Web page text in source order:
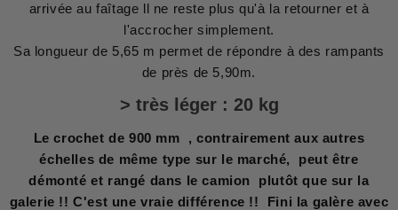
arrivée au faîtage ll ne reste plus qu'à la retourner et à
l'accrocher simplement.
Sa longueur de 5,65 m permet de répondre à des rampants
de près de 5,90m.
> très léger : 20 kg
Le crochet de 900 mm , contrairement aux autres
échelles de même type sur le marché, peut être
démonté et rangé dans le camion plutôt que sur la
galerie !! C'est une vraie différence !! Fini la galère avec